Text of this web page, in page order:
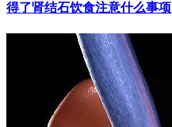
得了肾结石饮食注意什么事项